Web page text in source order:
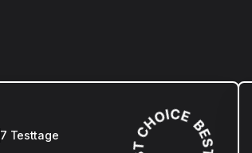
7 Testtage